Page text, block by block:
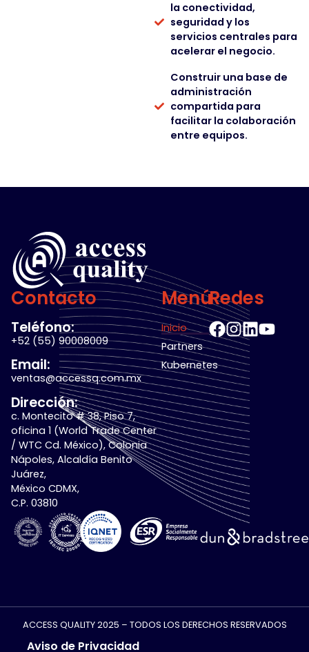
la conectividad,
seguridad y los
servicios centrales para
acelerar el negocio.
Construir una base de
administración
compartida para
facilitar la colaboración
entre equipos.
Contacto
Teléfono:
+52 (55) 90008009
Email:
ventas@accessq.com.mx
Dirección:
c. Montecito # 38, Piso 7,
oficina 1 (World Trade Center
/ WTC Cd. México), Colonia
Nápoles, Alcaldía Benito
Juárez,
México CDMX,
C.P. 03810
Menú
Inicio
Partners
Kubernetes
Redes
ACCESS QUALITY 2025 – TODOS LOS DERECHOS RESERVADOS
Aviso de Privacidad